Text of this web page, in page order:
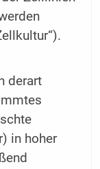
derart
in hoher